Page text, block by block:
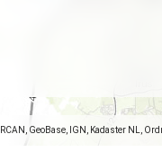
GeoBase, IGN, Kadaster NL,